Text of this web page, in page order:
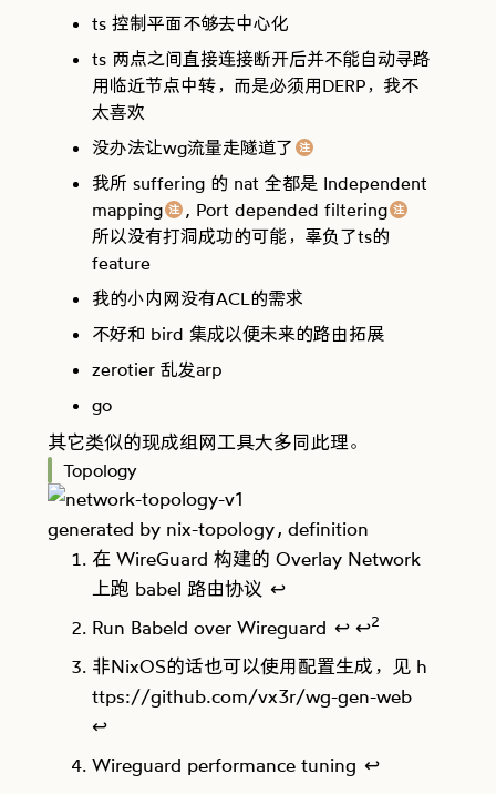
ts 控制平面不够去中心化
ts 两点之间直接连接断开后并不能自动寻路
用临近节点中转，而是必须用DERP，我不
太喜欢
没办法让wg流量走隧道了 注comment
我所 suffering 的 nat 全都是 Independent
mapping 注comment
, Port depended filtering 注comment
所以没有打洞成功的可能，辜负了ts的
feature
我的小内网没有ACL的需求
不好和 bird 集成以便未来的路由拓展
zerotier 乱发arp
go
其它类似的现成组网工具大多同此理。
Topology
generated by nix-topology, definition
Footnotes
在 WireGuard 构建的 Overlay Network
上跑 babel 路由协议 ↩
Run Babeld over Wireguard ↩ ↩2
非NixOS的话也可以使用配置生成，见 h
ttps://github.com/vx3r/wg-gen-web
↩
Wireguard performance tuning ↩